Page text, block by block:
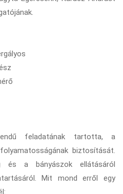
feladatának tartotta, a
biztosítását.
és a bányászok ellátásáról
Mit mond erről egy